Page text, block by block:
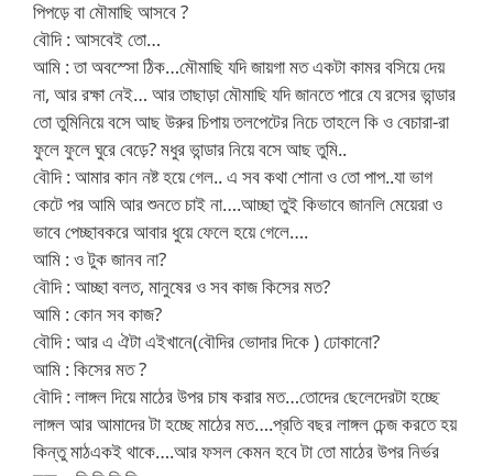
পিপড়ে বা মৌমাছি আসবে ?
বৌদি : আসবেই তো…
আমি : তা অবস্সো ঠিক…মৌমাছি যদি জায়গা মত একটা কামর বসিয়ে দেয়
না, আর রক্ষা নেই… আর তাছাড়া মৌমাছি যদি জানতে পারে যে রসের ভান্ডার
তো তুমিনিয়ে বসে আছ উরুর চিপায় তলপেটের নিচে তাহলে কি ও বেচারা-রা
ফুলে ফুলে ঘুরে বেড়ে? মধুর ভান্ডার নিয়ে বসে আছ তুমি..
বৌদি : আমার কান নষ্ট হয়ে গেল.. এ সব কথা শোনা ও তো পাপ..যা ভাগ
কেটে পর আমি আর শুনতে চাই না….আচ্ছা তুই কিভাবে জানলি মেয়েরা ও
ভাবে পেচ্ছাবকরে আবার ধুয়ে ফেলে হয়ে গেলে….
আমি : ও টুক জানব না?
বৌদি : আচ্ছা বলত, মানুষের ও সব কাজ কিসের মত?
আমি : কোন সব কাজ?
বৌদি : আর এ ঐটা এইখানে(বৌদির ভোদার দিকে ) ঢোকানো?
আমি : কিসের মত ?
বৌদি : লাঙ্গল দিয়ে মাঠের উপর চাষ করার মত…তোদের ছেলেদেরটা হচ্ছে
লাঙ্গল আর আমাদের টা হচ্ছে মাঠের মত….প্রতি বছর লাঙ্গল চেন্জ করতে হয়
কিন্তু মাঠএকই থাকে….আর ফসল কেমন হবে টা তো মাঠের উপর নির্ভর